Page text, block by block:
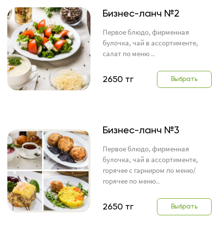
Бизнес-ланч №2
Первое блюдо, фирменная
булочка, чай в ассортименте,
салат по меню ..
2650 тг Выбрать
Бизнес-ланч №3
Первое блюдо, фирменная
булочка, чай в ассортименте,
горячее с гарниром по меню/
горячее по меню..
2650 тг Выбрать